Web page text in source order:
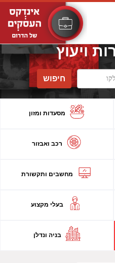
ויעוץ
חיפוש
מסעדות ומזון
רכב ואבזור
מחשבים ותקשורת
בעלי מקצוע
בניה ונדלן